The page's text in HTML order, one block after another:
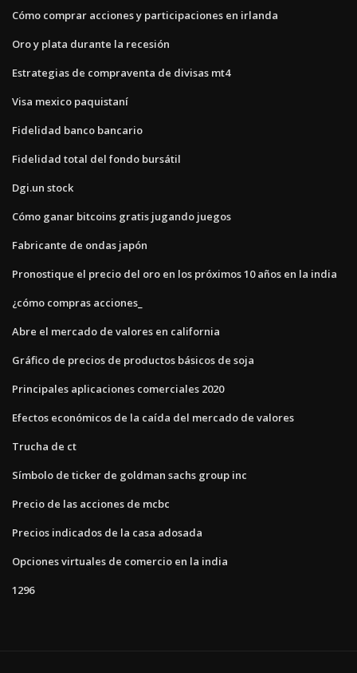
Cómo comprar acciones y participaciones en irlanda
Oro y plata durante la recesión
Estrategias de compraventa de divisas mt4
Visa mexico paquistaní
Fidelidad banco bancario
Fidelidad total del fondo bursátil
Dgi.un stock
Cómo ganar bitcoins gratis jugando juegos
Fabricante de ondas japón
Pronostique el precio del oro en los próximos 10 años en la india
¿cómo compras acciones_
Abre el mercado de valores en california
Gráfico de precios de productos básicos de soja
Principales aplicaciones comerciales 2020
Efectos económicos de la caída del mercado de valores
Trucha de ct
Símbolo de ticker de goldman sachs group inc
Precio de las acciones de mcbc
Precios indicados de la casa adosada
Opciones virtuales de comercio en la india
1296